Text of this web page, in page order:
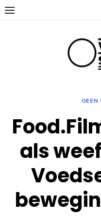
Ga
naar
GEEN
als